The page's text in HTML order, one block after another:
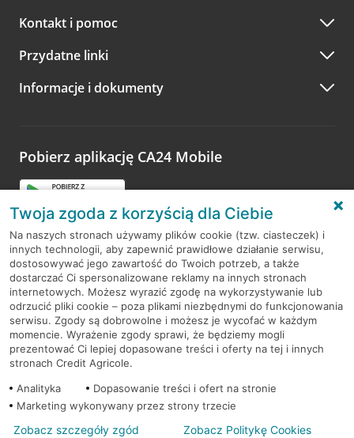
Kontakt i pomoc
Przydatne linki
Informacje i dokumenty
Pobierz aplikację CA24 Mobile
RODO
Regulamin serwisu
Mapa serwisu
Polityka Cookies
Polityka prywatności
Twoja zgoda z korzyścią dla Ciebie
Na naszych stronach używamy plików cookie (tzw. ciasteczek) i
innych technologii, aby zapewnić prawidłowe działanie serwisu,
dostosowywać jego zawartość do Twoich potrzeb, a także
dostarczać Ci spersonalizowane reklamy na innych stronach
internetowych. Możesz wyrazić zgodę na wykorzystywanie lub
odrzucić pliki cookie – poza plikami niezbędnymi do funkcjonowania
serwisu. Zgody są dobrowolne i możesz je wycofać w każdym
momencie. Wyrażenie zgody sprawi, że będziemy mogli
prezentować Ci lepiej dopasowane treści i oferty na tej i innych
stronach Credit Agricole.
Analityka
Dopasowanie treści i ofert na stronie
Marketing wykonywany przez strony trzecie
Zobacz szczegóły zgód Zobacz Politykę Cookies